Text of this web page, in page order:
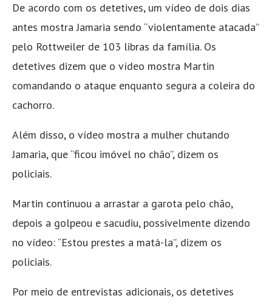
De acordo com os detetives, um vídeo de dois dias
antes mostra Jamaria sendo “violentamente atacada”
pelo Rottweiler de 103 libras da família. Os
detetives dizem que o vídeo mostra Martin
comandando o ataque enquanto segura a coleira do
cachorro.
Além disso, o vídeo mostra a mulher chutando
Jamaria, que “ficou imóvel no chão”, dizem os
policiais.
Martin continuou a arrastar a garota pelo chão,
depois a golpeou e sacudiu, possivelmente dizendo
no vídeo: “Estou prestes a matá-la”, dizem os
policiais.
Por meio de entrevistas adicionais, os detetives